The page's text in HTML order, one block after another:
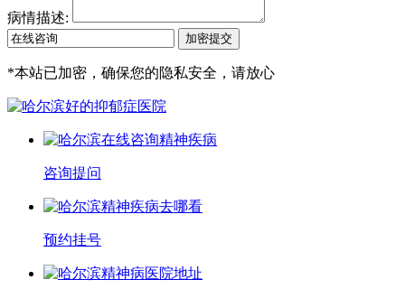
病情描述:
*本站已加密，确保您的隐私安全，请放心
咨询提问
预约挂号